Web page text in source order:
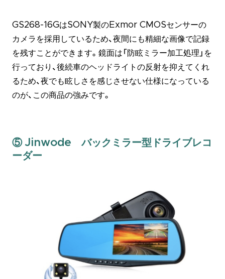
GS268-16GはSONY製のExmor CMOSセンサーの
カメラを採用しているため、夜間にも精細な画像で記録
を残すことができます。鏡面は「防眩ミラー加工処理」を
行っており、後続車のヘッドライトの反射を抑えてくれ
るため、夜でも眩しさを感じさせない仕様になっている
のが、この商品の強みです。
⑤ Jinwode バックミラー型ドライブレコ
ーダー